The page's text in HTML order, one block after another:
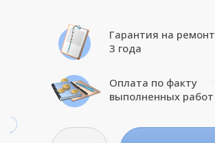
Гарантия на ремонт
3 года
Оплата по факту
выполненных работ